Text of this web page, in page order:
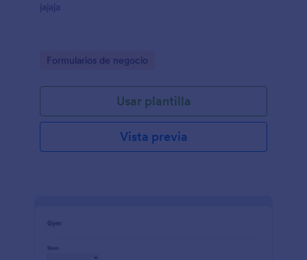
jajaja
Go to Category:
Formularios de negocio
Usar plantilla
Vista previa